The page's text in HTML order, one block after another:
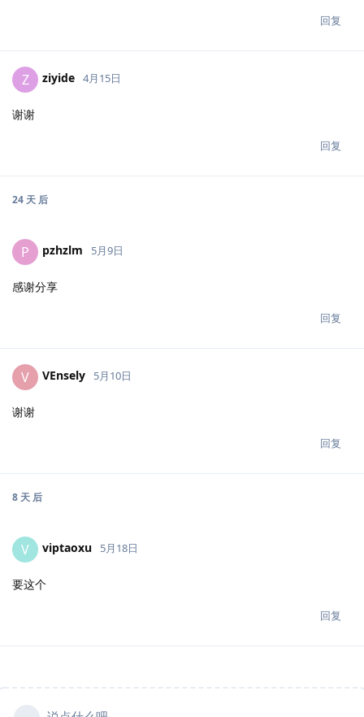
回复
Z ziyide 4月15日
谢谢
回复
24 天 后
P pzhzlm 5月9日
感谢分享
回复
V VEnsely 5月10日
谢谢
回复
8 天 后
V viptaoxu 5月18日
要这个
回复